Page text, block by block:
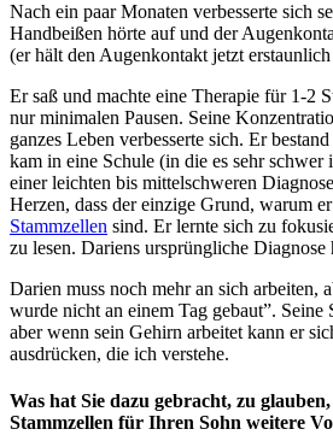
Nach ein paar Monaten verbesserte sich
Handbeißen hörte auf und der
(er hält den Augenkontakt jetzt
Er saß und machte eine Therapie für 1-2
nur minimalen Pausen. Seine
ganzes Leben verbesserte sich. Er
kam in eine Schule (in die es sehr
einer leichten bis mittelschweren
Herzen, dass der einzige Grund, warum
Stammzellen sind. Er lernte sich zu
zu lesen. Dariens ursprüngliche Diagnose
Darien muss noch mehr an sich arbeiten,
wurde nicht an einem Tag gebaut”. Seine
aber wenn sein Gehirn arbeitet kann er
ausdrücken, die ich verstehe.
Was hat Sie dazu gebracht, zu
Stammzellen für Ihren Sohn weitere